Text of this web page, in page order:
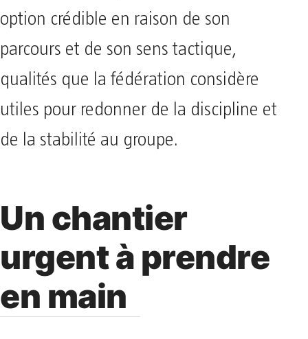
option crédible en raison de son
parcours et de son sens tactique,
qualités que la fédération considère
utiles pour redonner de la discipline et
de la stabilité au groupe.
Un chantier
urgent à prendre
en main